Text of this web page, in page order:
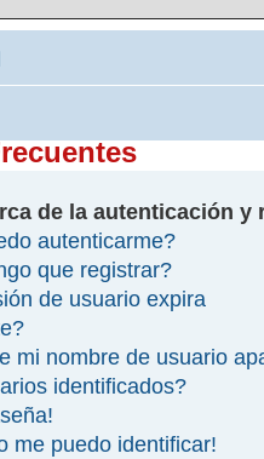
de la autenticación y
autenticarme?
que registrar?
de usuario expira
mi nombre de usuario
identificados?
me puedo identificar!